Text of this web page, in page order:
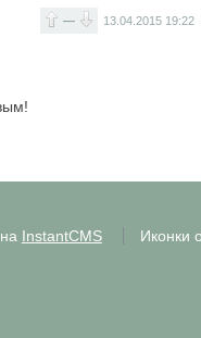
— 13.04.2015 19:22
InstantCMS Иконки